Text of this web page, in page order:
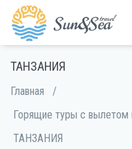
ТАНЗАНИЯ
Главная
/
Горящие туры с вылетом
ТАНЗАНИЯ